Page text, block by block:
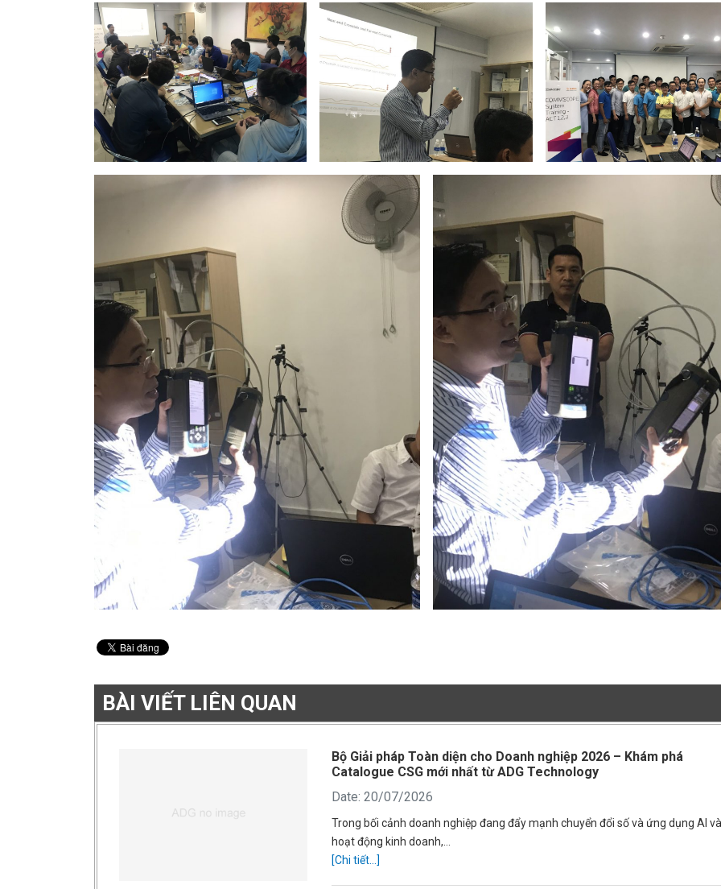
BÀI VIẾT LIÊN QUAN
Bộ Giải pháp Toàn diện cho Doanh nghiệp 2026 – Khám phá
Catalogue CSG mới nhất từ ADG Technology
Date: 20/07/2026
Trong bối cảnh doanh nghiệp đang đẩy mạnh chuyển đổi số và ứng dụng AI
hoạt động kinh doanh,…
[Chi tiết...]